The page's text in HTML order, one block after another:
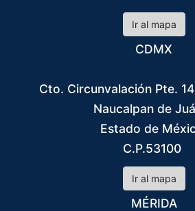
Ir al mapa
CDMX
Cto. Circunvalación Pte.
Naucalpan de
Estado de
C.P.53100
Ir al mapa
MÉRIDA